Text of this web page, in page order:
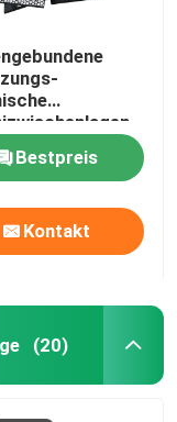
Fliesen
Rutschbahn
Bestpreis
Kontakt
(20)